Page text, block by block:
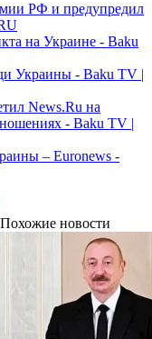
РФ и предупредил
на Украине - Baku
Украины - Baku TV |
News.Ru на
- Baku TV |
– Euronews -
Похожие новости